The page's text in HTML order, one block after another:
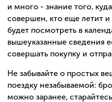
и много - знание того,
совершен, кто еще летит
будет посмотреть в
вышеуказанные сведения
совершать покупку и
Не забывайте о простых
поездку незабываемой:
можно заранее,